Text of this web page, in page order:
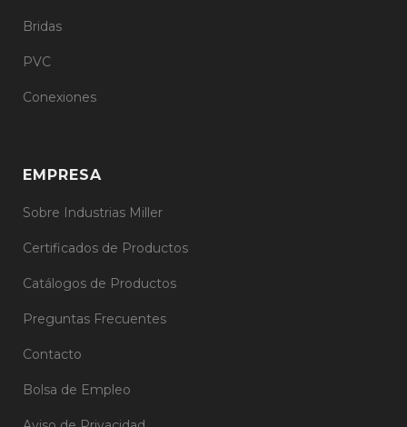
Bridas
PVC
Conexiones
EMPRESA
Sobre Industrias Miller
Certificados de Productos
Catálogos de Productos
Preguntas Frecuentes
Contacto
Bolsa de Empleo